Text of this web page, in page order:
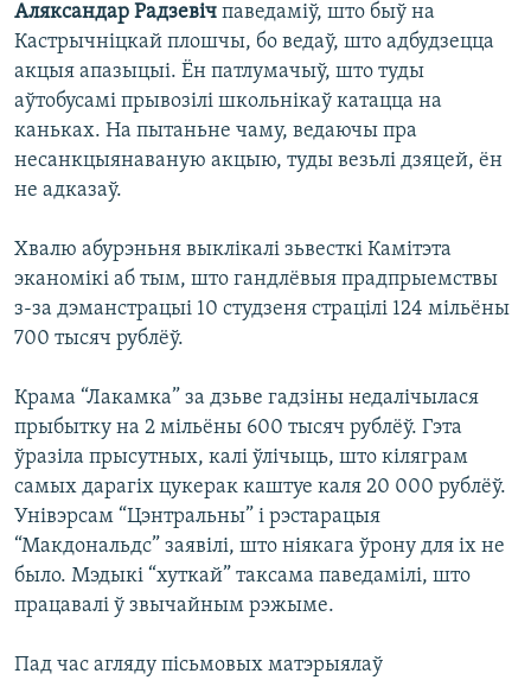
Аляксандар Радзевіч паведаміў, што быў на
Кастрычніцкай плошчы, бо ведаў, што адбудзецца
акцыя апазыцыі. Ён патлумачыў, што туды
аўтобусамі прывозілі школьнікаў катацца на
каньках. На пытаньне чаму, ведаючы пра
несанкцыянаваную акцыю, туды везьлі дзяцей, ён
не адказаў.
Хвалю абурэньня выклікалі зьвесткі Камітэта
эканомікі аб тым, што гандлёвыя прадпрыемствы
з-за дэманстрацыі 10 студзеня страцілі 124 мільёны
700 тысяч рублёў.
Крама “Лакамка” за дзьве гадзіны недалічылася
прыбытку на 2 мільёны 600 тысяч рублёў. Гэта
ўразіла прысутных, калі ўлічыць, што кіляграм
самых дарагіх цукерак каштуе каля 20 000 рублёў.
Унівэрсам “Цэнтральны” і рэстарацыя
“Макдональдс” заявілі, што ніякага ўрону для іх не
было. Мэдыкі “хуткай” таксама паведамілі, што
працавалі ў звычайным рэжыме.
Пад час агляду пісьмовых матэрыялаў